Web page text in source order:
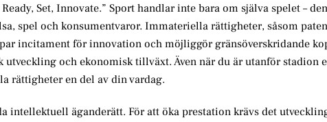
Set, Innovate.” Sport handlar inte bara om själva spelet –
spel och konsumentvaror. Immateriella rättigheter, såsom
incitament för innovation och möjliggör gränsöverskridande
och ekonomisk tillväxt. Även när du är utanför stadion
rättigheter en del av din vardag.
intellektuell äganderätt. För att öka prestation krävs det